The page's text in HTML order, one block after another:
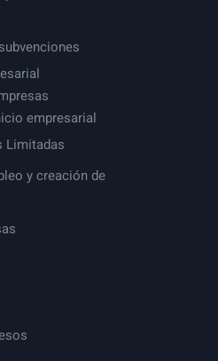
empresarial
Limitadas
y creación de